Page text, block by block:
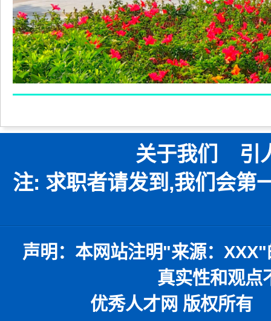
关于我们 引
注: 求职者请发到,我们会第
声明：本网站注明"来源： XXX"
真实性和观点
优秀人才网 版权所有 本网